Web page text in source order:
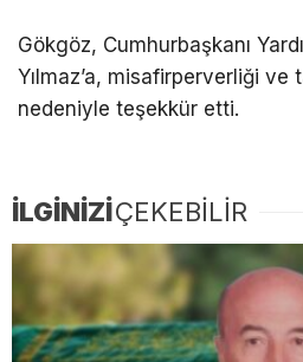
Gökgöz, Cumhurbaşkanı
Yılmaz’a, misafirperverliği
nedeniyle teşekkür etti.
İLGİNİZİÇEKEBİLİR